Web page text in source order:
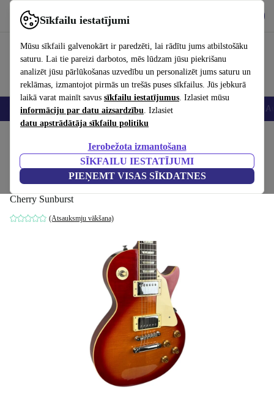
Sīkfailu iestatījumi
Mūsu sīkfaili galvenokārt ir paredzēti, lai rādītu jums atbilstošāku
saturu. Lai tie pareizi darbotos, mēs lūdzam jūsu piekrišanu
analizēt jūsu pārlūkošanas uzvedību un personalizēt jums saturu un
reklāmas, izmantojot pirmās un trešās puses sīkfailus. Jūs jebkurā
laikā varat mainīt savus sīkfailu iestatījumus. Izlasiet mūsu
informāciju par datu aizsardzību. Izlasiet
datu apstrādātāja sīkfailu politiku
Ierobežota izmantošana
SĪKFAILU IESTATĪJUMI
PIEŅEMT VISAS SĪKDATNES
Izmantojiet refurbed ātri un viegli
Viedtālruņi Portatīvie datori Planšetes Viedpulksteņi
Orville LPS Les Paul Standard -
Cherry Sunburst
Cherry Sunburst
(Atsauksmju vākšana)
790,55 €